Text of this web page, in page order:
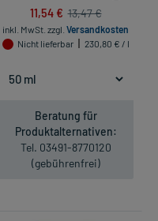
11,54 € 13,47 €
inkl. MwSt. zzgl. Versandkosten
Nicht lieferbar
230,80 € / l
Beratung für
Produktalternativen:
Tel. 03491-8770120
(gebührenfrei)